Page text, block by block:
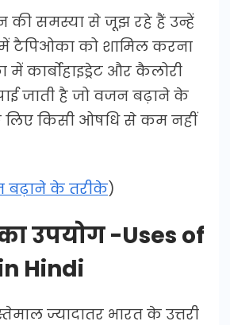
की समस्या से जूझ रहे हैं उन्हें
में टैपिओका को शामिल करना
में कार्बोहाइड्रेट और कैलोरी
जाती है जो वजन बढ़ाने के
किसी ओषधि से कम नहीं
बढ़ाने के तरीके)
उपयोग -Uses of
Hindi
ज्यादातर भारत के उत्तरी